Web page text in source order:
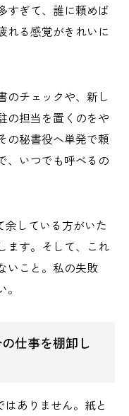
すぎて、誰に頼めば
れる感覚がきれいに
のチェックや、新し
の担当を置くのをや
の秘書役へ単発で頼
、いつでも呼べるの
余している方がいた
ます。そして、これ
いこと。私の失敗
仕事を棚卸し
ありません。紙と